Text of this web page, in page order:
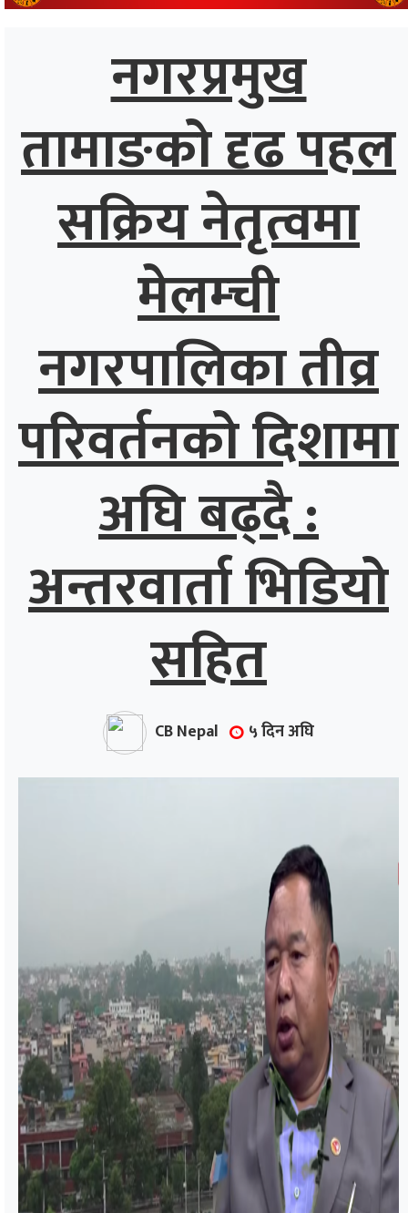
नगरप्रमुख
तामाङको दृढ पहल
सक्रिय नेतृत्वमा
मेलम्ची
नगरपालिका तीव्र
परिवर्तनको दिशामा
अघि बढ्दै :
अन्तरवार्ता भिडियो
सहित
CB Nepal ५ दिन अघि